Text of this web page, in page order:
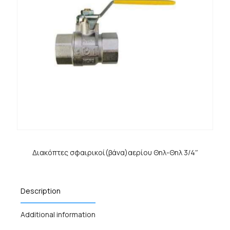
Διακόπτες σφαιρικοί(βάνα)αερίου Θηλ-Θηλ 3/4″
Description
Additional information